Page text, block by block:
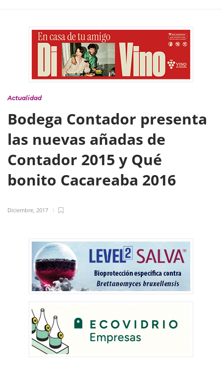
Actualidad
Bodega Contador presenta
las nuevas añadas de
Contador 2015 y Qué
bonito Cacareaba 2016
Diciembre, 2017